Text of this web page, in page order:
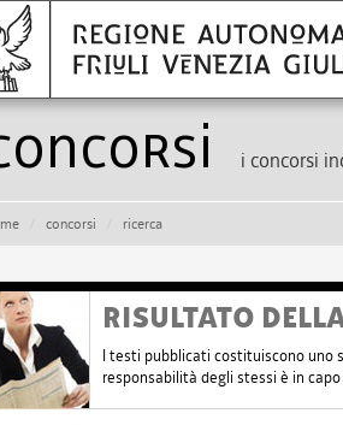
i concorsi
concorsi ricerca
RISULTATO
I testi pubblicati costituiscono uno
responsabilità degli stessi è in